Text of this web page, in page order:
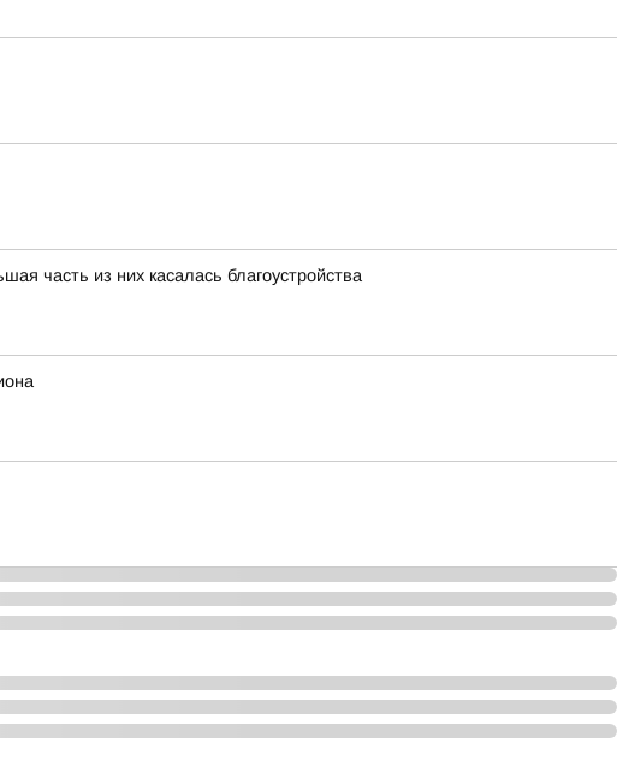
часть из них касалась благоустройства